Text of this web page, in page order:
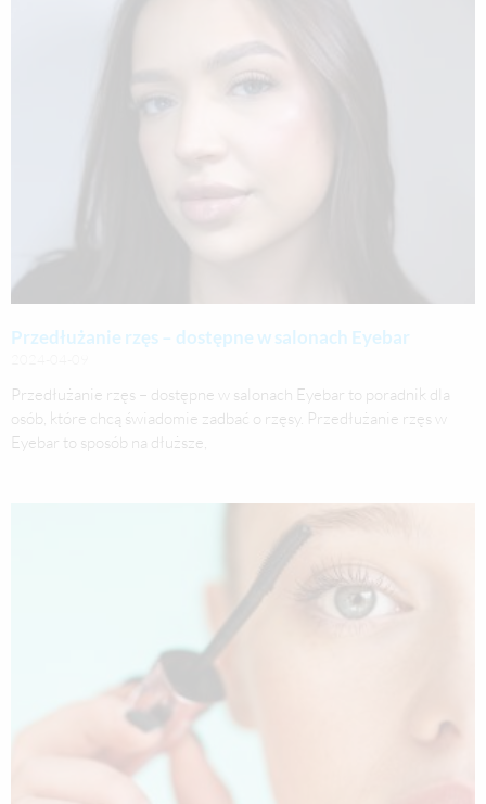
Przedłużanie rzęs – dostępne w salonach Eyebar
Przedłużanie rzęs – dostępne w salonach Eyebar to poradnik dla
osób, które chcą świadomie zadbać o rzęsy. Przedłużanie rzęs w
Eyebar to sposób na dłuższe,